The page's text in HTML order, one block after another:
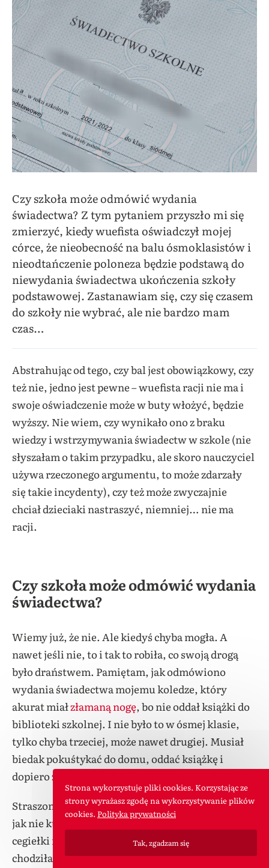
Czy szkoła może odmówić wydania
świadectwa? Z tym pytaniem przyszło mi się
zmierzyć, kiedy wuefista oświadczył mojej
córce, że nieobecność na balu ósmoklasistów i
nieodtańczenie poloneza będzie podstawą do
niewydania świadectwa ukończenia szkoły
podstawowej. Zastanawiam się, czy się czasem
do szkoły nie wybrać, ale nie bardzo mam
czas…
Abstrahując od tego, czy bal jest obowiązkowy, czy
też nie, jedno jest pewne – wuefista racji nie ma i
swoje oświadczenie może w buty włożyć, będzie
wyższy. Nie wiem, czy wynikało ono z braku
wiedzy i wstrzymywania świadectw w szkole (nie
słyszałam o takim przypadku, ale skoro nauczyciel
używa rzeczonego argumentu, to może zdarzały
się takie incydenty), czy też może zwyczajnie
chciał dzieciaki nastraszyć, niemniej… nie ma
racji.
Czy szkoła może odmówić wydania
świadectwa?
Wiemy już, że nie. Ale kiedyś chyba mogła. A
nawet jeśli nie, to i tak to robiła, co swoją drogą
było draństwem. Pamiętam, jak odmówiono
wydania świadectwa mojemu koledze, który
akurat miałzłamaną nogę, bo nie oddał książki do
biblioteki szkolnej. I nie było to w ósmej klasie,
tylko chyba trzeciej, może nawet drugiej. Musiał
biedak pokuśtykać do domu, oddać książkę i
dopiero zgłosić się po świadectwo.
Straszono nas też, że nie dostaniemy świadectwa,
jak nie kupimy znaczków TPD lub nie wpłacimy
cegiełki na budowę basenu. No ale wiecie, ja
chodziłam do podstawówki w PRL-u i
Strona wykorzystuje pliki cookies. Korzystając ze
strony wyrażasz zgodę na wykorzystywanie plików
cookies. Polityka prywatności
Tak, zgadzam się